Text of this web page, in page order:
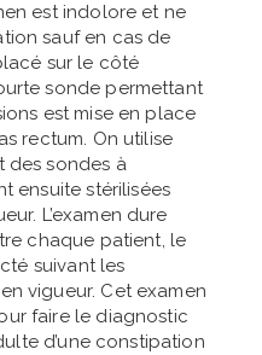
est indolore et ne
sauf en cas de
sur le côté
sonde permettant
est mise en place
rectum. On utilise
des sondes à
ensuite stérilisées
L’examen dure
chaque patient, le
suivant les
vigueur. Cet examen
faire le diagnostic
d’une constipation